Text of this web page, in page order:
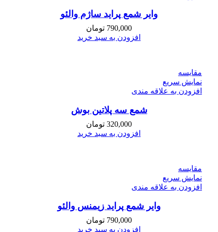
وایر شمع پراید ساژم والئو
790,000 تومان
افزودن به سبد خرید
مقايسه
نمایش سریع
افزودن به علاقه مندی
شمع سه پلاتین بوش
320,000 تومان
افزودن به سبد خرید
مقايسه
نمایش سریع
افزودن به علاقه مندی
وایر شمع پراید زیمنس والئو
790,000 تومان
افزودن به سبد خرید